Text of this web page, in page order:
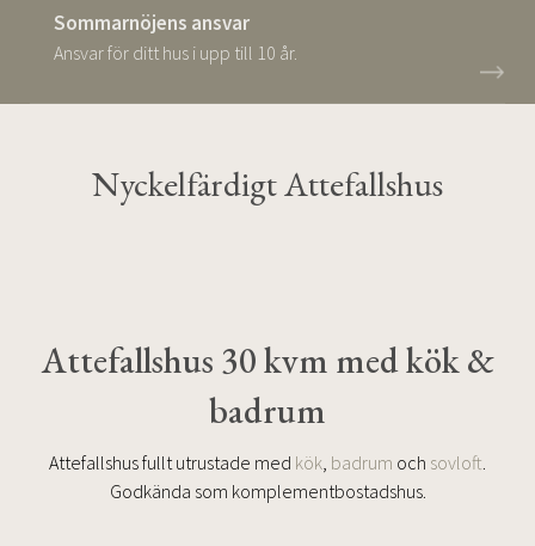
Sommarnöjens ansvar
Ansvar för ditt hus i upp till 10 år.
Nyckelfärdigt Attefallshus
Attefallshus 30 kvm med kök &
badrum
Attefallshus fullt utrustade med kök, badrum och sovloft.
Godkända som komplementbostadshus.